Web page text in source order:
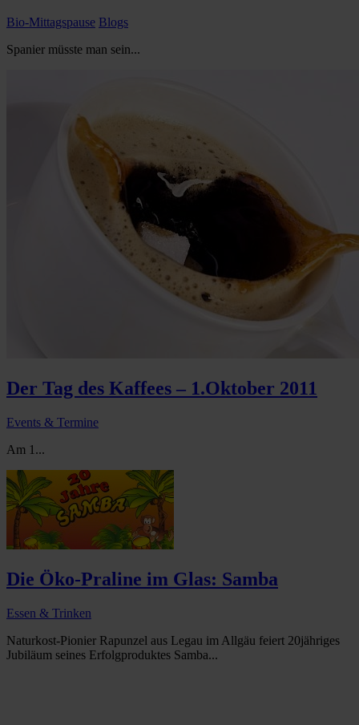
Bio-Mittagspause Blogs
Spanier müsste man sein...
Der Tag des Kaffees – 1.Oktober 2011
Events & Termine
Am 1...
Die Öko-Praline im Glas: Samba
Essen & Trinken
Naturkost-Pionier Rapunzel aus Legau im Allgäu feiert 20jähriges
Jubiläum seines Erfolgproduktes Samba...